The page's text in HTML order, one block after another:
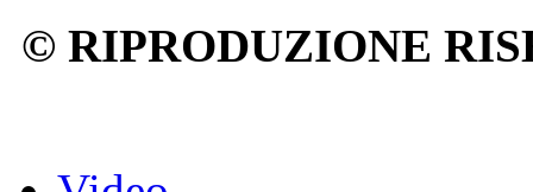
© RIPRODUZIONE